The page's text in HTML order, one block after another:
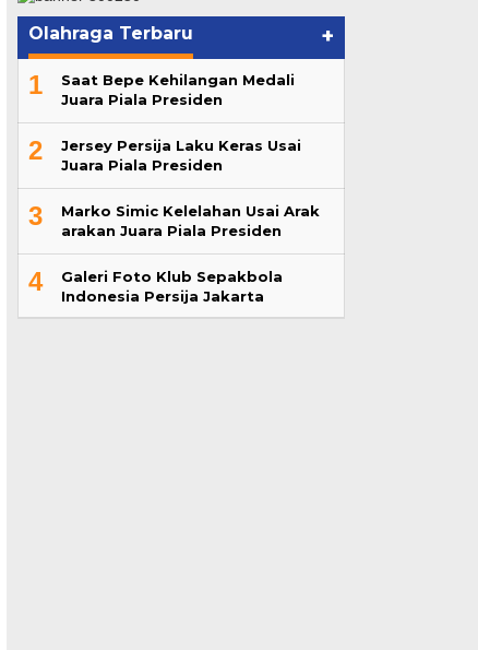
Olahraga Terbaru +
1
Saat Bepe Kehilangan Medali
Juara Piala Presiden
2
Jersey Persija Laku Keras Usai
Juara Piala Presiden
3
Marko Simic Kelelahan Usai Arak
arakan Juara Piala Presiden
4
Galeri Foto Klub Sepakbola
Indonesia Persija Jakarta